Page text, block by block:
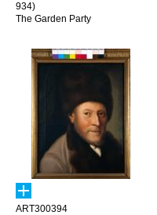
934)
The Garden Party
ART300394